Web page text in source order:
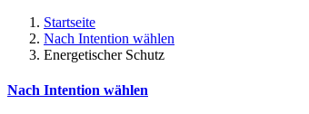
Startseite
Nach Intention wählen
Energetischer Schutz
Nach Intention wählen